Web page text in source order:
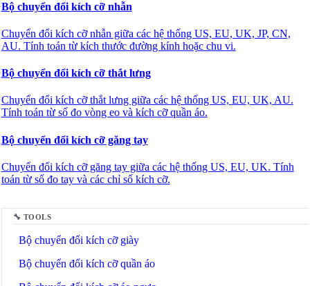
🔗Related Tools
🔧 TOOLS
Bộ chuyển đổi kích cỡ giày
Bộ chuyển đổi kích cỡ quần áo
Bộ chuyển đổi kích cỡ nhẫn
Chuyển đổi kích cỡ nhẫn giữa các hệ thống US, EU, UK, JP, CN,
AU. Tính toán từ kích thước đường kính hoặc chu vi.
Bộ chuyển đổi kích cỡ thắt lưng
Chuyển đổi kích cỡ thắt lưng giữa các hệ thống US, EU, UK, AU.
Tính toán từ số đo vòng eo và kích cỡ quần áo.
Bộ chuyển đổi kích cỡ găng tay
Chuyển đổi kích cỡ găng tay giữa các hệ thống US, EU, UK. Tính
toán từ số đo tay và các chỉ số kích cỡ.